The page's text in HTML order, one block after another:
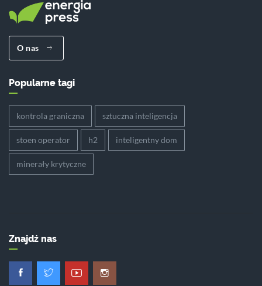
O nas
Popularne tagi
kontrola graniczna sztuczna inteligencja
stoen operator h2 inteligentny dom
minerały krytyczne
Znajdź nas